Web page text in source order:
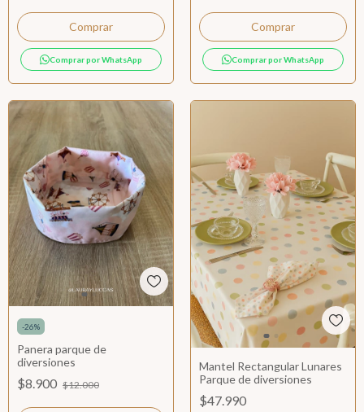
Comprar por WhatsApp Comprar por WhatsApp
-26%
Panera parque de
diversiones
$8.900 $12.000
Mantel Rectangular Lunares
Parque de diversiones
$47.990